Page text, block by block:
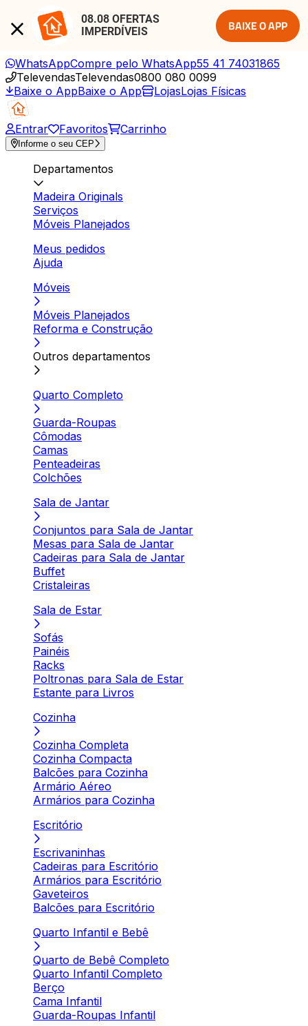
08.08 OFERTAS
IMPERDÍVEIS
BAIXE O APP
WhatsAppCompre pelo WhatsApp55 41 74031865
TelevendasTelevendas0800 080 0099
Baixe o AppBaixe o App LojasLojas Físicas
Entrar Favoritos Carrinho
Informe o seu CEP
Departamentos
Madeira Originals
Serviços
Móveis Planejados
Meus pedidos
Ajuda
Móveis
Móveis Planejados
Reforma e Construção
Outros departamentos
Quarto Completo
Guarda-Roupas
Cômodas
Camas
Penteadeiras
Colchões
Sala de Jantar
Conjuntos para Sala de Jantar
Mesas para Sala de Jantar
Cadeiras para Sala de Jantar
Buffet
Cristaleiras
Sala de Estar
Sofás
Painéis
Racks
Poltronas para Sala de Estar
Estante para Livros
Cozinha
Cozinha Completa
Cozinha Compacta
Balcões para Cozinha
Armário Aéreo
Armários para Cozinha
Escritório
Escrivaninhas
Cadeiras para Escritório
Armários para Escritório
Gaveteiros
Balcões para Escritório
Quarto Infantil e Bebê
Quarto de Bebê Completo
Quarto Infantil Completo
Berço
Cama Infantil
Guarda-Roupas Infantil